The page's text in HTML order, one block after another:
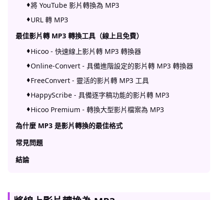
將 YouTube 影片轉換為 MP3
URL 轉 MP3
最佳影片轉 MP3 轉換工具（線上且免費）
Hicoo - 快速線上影片轉 MP3 轉換器
Online-Convert - 具備進階設定的影片轉 MP3 轉換器
FreeConvert - 靈活的影片轉 MP3 工具
HappyScribe - 具備逐字稿功能的影片轉 MP3
Hicoo Premium - 轉換大型影片檔案為 MP3
為什麼 MP3 是影片轉換的最佳格式
常見問題
結論